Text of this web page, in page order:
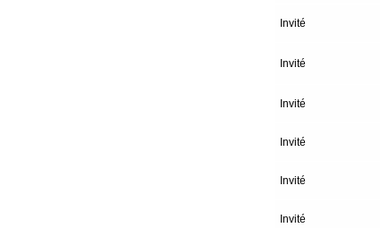
Invité
Invité
Invité
Invité
Invité
Invité